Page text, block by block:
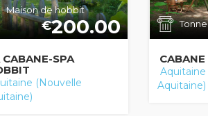
Maison de hobbit
€200.00
CABANE-SPA
(Nouvelle
Aquitaine)